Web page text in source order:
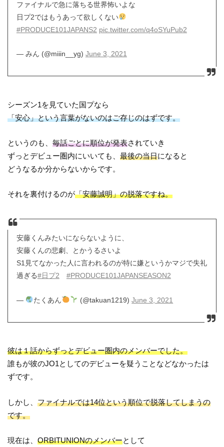
ファイナルで急に落ちる世界怖いよな
日プ2ではもうあって欲しくない
#PRODUCE101JAPANS2 pic.twitter.com/q4oSYuPub2
— みん (@miiin__yg) June 3, 2021
シーズン1を見ていた国プなら
「安心」という言葉がないのはご存じのはずです。
というのも、毎話ごとに順位が発表されていき
ずっとデビュー圏内にいいても、最後の当日になると
どうなるか分からないからです。
それを裏付けるのが「安藤誠明」の脱落ですね。
安藤くんみたいにならないように、
安藤くんの悲劇、とかうるさいよ
S1見てなかった人に言われるのが特に嫌というかマジで失礼
過ぎる#日プ2 #PRODUCE101JAPANSEASON2
— たくあん (@takuan1219)June 3, 2021
彼は１話からずっとデビュー圏内のメンバーでした。
誰もが彼のJO1としてのデビューを疑うことなどなかったは
ずです。
しかし、ファイナルでは14位という順位で脱落してしまうの
です。
現在は、ORBITUNIONのメンバーとして